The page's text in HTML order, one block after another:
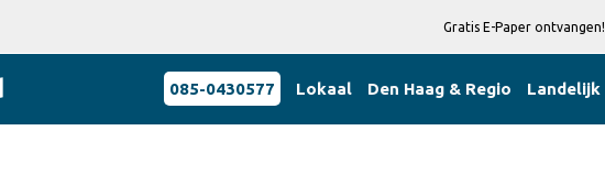
Gratis E-Paper ontvangen!
085-0430577 Lokaal Den Haag & Regio Landelijk